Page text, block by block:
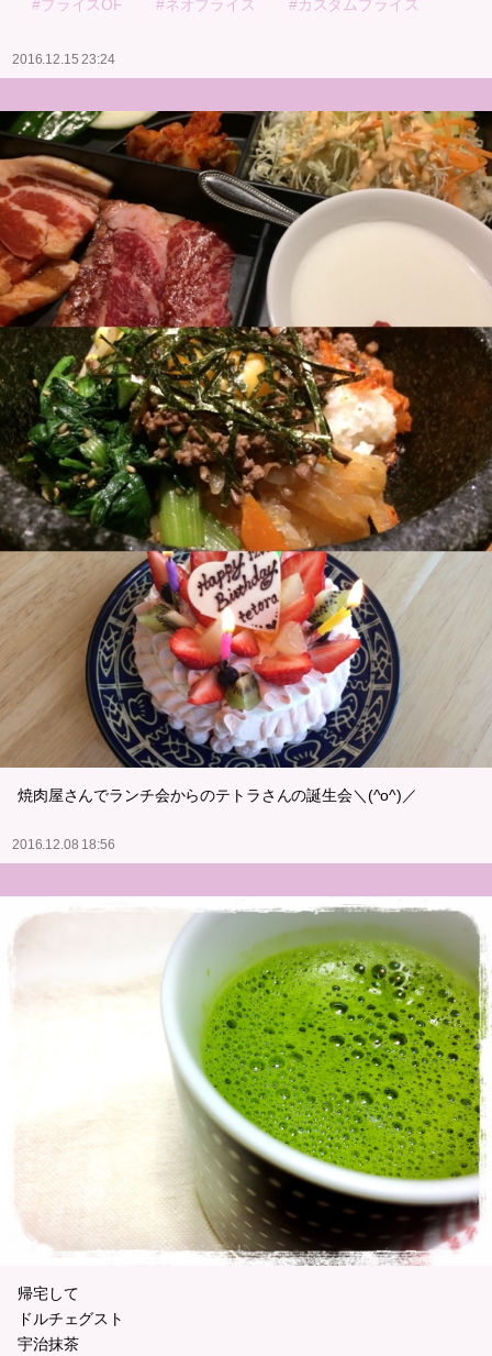
#ブライスOF #ネオブライス #カスタムブライス
2016.12.15 23:24
焼肉屋さんでランチ会からのテトラさんの誕生会＼(^o^)／
2016.12.08 18:56
帰宅して
ドルチェグスト
宇治抹茶